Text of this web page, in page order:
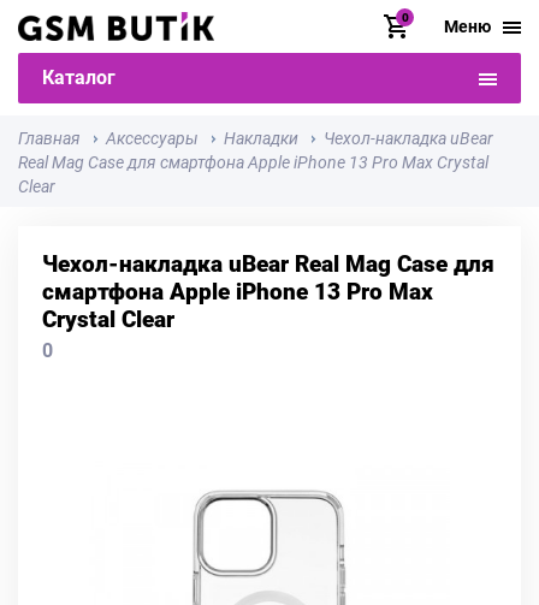
0 Меню
Каталог
Главная Аксессуары Накладки
Чехол-накладка uBear
Real Mag Case для смартфона Apple iPhone 13 Pro Max Crystal
Clear
Чехол-накладка uBear Real Mag Case для
смартфона Apple iPhone 13 Pro Max
Crystal Clear
0